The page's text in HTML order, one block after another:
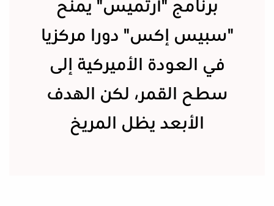
برنامج "أرتميس" يمنح
"سبيس إكس" دورا مركزيا
في العودة الأميركية إلى
سطح القمر، لكن الهدف
الأبعد يظل المريخ